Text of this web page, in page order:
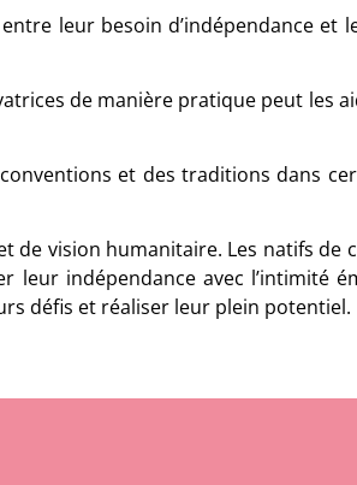
leur besoin d’indépendance et
de manière pratique peut les
et des traditions dans
de vision humanitaire. Les natifs
indépendance avec l’intimité
défis et réaliser leur plein potentiel.